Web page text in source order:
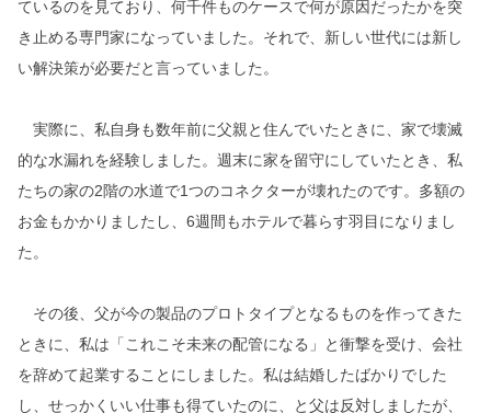
ているのを見ており、何千件ものケースで何が原因だったかを突
き止める専門家になっていました。それで、新しい世代には新し
い解決策が必要だと言っていました。
実際に、私自身も数年前に父親と住んでいたときに、家で壊滅
的な水漏れを経験しました。週末に家を留守にしていたとき、私
たちの家の2階の水道で1つのコネクターが壊れたのです。多額の
お金もかかりましたし、6週間もホテルで暮らす羽目になりまし
た。
その後、父が今の製品のプロトタイプとなるものを作ってきた
ときに、私は「これこそ未来の配管になる」と衝撃を受け、会社
を辞めて起業することにしました。私は結婚したばかりでした
し、せっかくいい仕事も得ていたのに、と父は反対しましたが、